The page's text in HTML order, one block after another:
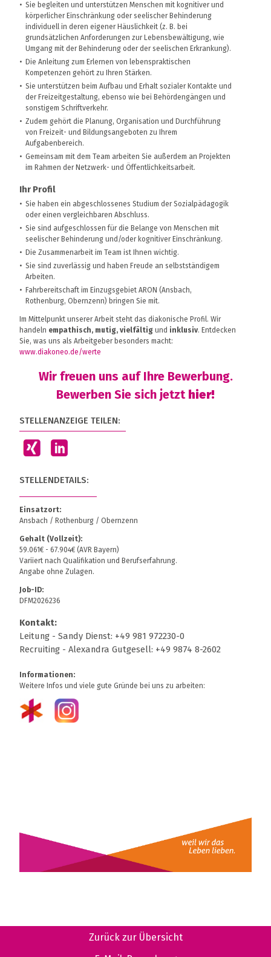
Sie begleiten und unterstützen Menschen mit kognitiver und
körperlicher Einschränkung oder seelischer Behinderung
individuell in deren eigener Häuslichkeit (z. B. bei
grundsätzlichen Anforderungen zur Lebensbewältigung, wie
Umgang mit der Behinderung oder der seelischen Erkrankung).
Die Anleitung zum Erlernen von lebenspraktischen
Kompetenzen gehört zu Ihren Stärken.
Sie unterstützen beim Aufbau und Erhalt sozialer Kontakte und
der Freizeitgestaltung, ebenso wie bei Behördengängen und
sonstigem Schriftverkehr.
Zudem gehört die Planung, Organisation und Durchführung
von Freizeit- und Bildungsangeboten zu Ihrem
Aufgabenbereich.
Gemeinsam mit dem Team arbeiten Sie außerdem an Projekten
im Rahmen der Netzwerk- und Öffentlichkeitsarbeit.
Ihr Profil
Sie haben ein abgeschlossenes Studium der Sozialpädagogik
oder einen vergleichbaren Abschluss.
Sie sind aufgeschlossen für die Belange von Menschen mit
seelischer Behinderung und/oder kognitiver Einschränkung.
Die Zusammenarbeit im Team ist Ihnen wichtig.
Sie sind zuverlässig und haben Freude an selbstständigem
Arbeiten.
Fahrbereitschaft im Einzugsgebiet ARON (Ansbach,
Rothenburg, Obernzenn) bringen Sie mit.
Im Mittelpunkt unserer Arbeit steht das diakonische Profil. Wir
handeln empathisch, mutig, vielfältig und inklusiv. Entdecken
Sie, was uns als Arbeitgeber besonders macht:
www.diakoneo.de/werte
Wir freuen uns auf Ihre Bewerbung.
Bewerben Sie sich jetzt hier!
STELLENANZEIGE TEILEN:
STELLENDETAILS:
Einsatzort:
Ansbach / Rothenburg / Obernzenn
Gehalt (Vollzeit):
59.061€ - 67.904€ (AVR Bayern)
Variiert nach Qualifikation und Berufserfahrung.
Angabe ohne Zulagen.
Job-ID:
DFM2026236
Kontakt:
Leitung - Sandy Dienst: +49 981 972230-0
Recruiting - Alexandra Gutgesell: +49 9874 8-2602
Informationen:
Weitere Infos und viele gute Gründe bei uns zu arbeiten:
Zurück zur Übersicht